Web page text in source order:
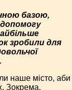
базою,
зробили для
наше місто, аби
Зокрема,